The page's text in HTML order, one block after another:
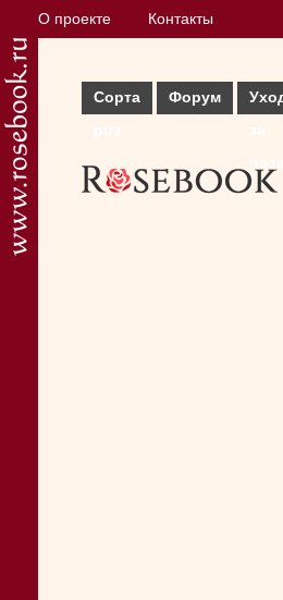
О проекте Контакты
Сорта
Форум